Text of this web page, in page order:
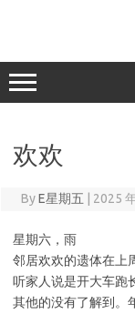
欢欢
ByE星期五 2025
星期六，雨
邻居欢欢的遗体在上
听家人说是开大车跑
其他的没有了解到。